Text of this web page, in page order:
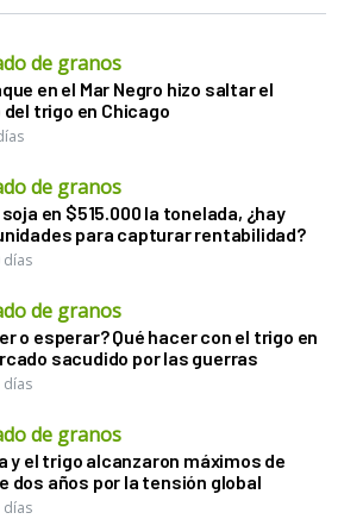
de granos
en el Mar Negro hizo saltar el
trigo en Chicago
de granos
soja en $515.000 la tonelada, ¿hay
para capturar rentabilidad?
días
de granos
o esperar? Qué hacer con el trigo en
sacudido por las guerras
días
de granos
y el trigo alcanzaron máximos de
dos años por la tensión global
días